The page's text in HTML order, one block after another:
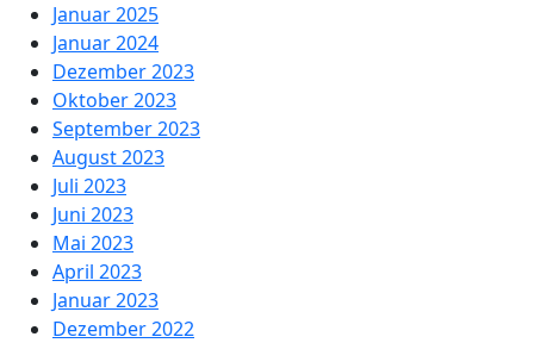
Januar 2025
Januar 2024
Dezember 2023
Oktober 2023
September 2023
August 2023
Juli 2023
Juni 2023
Mai 2023
April 2023
Januar 2023
Dezember 2022